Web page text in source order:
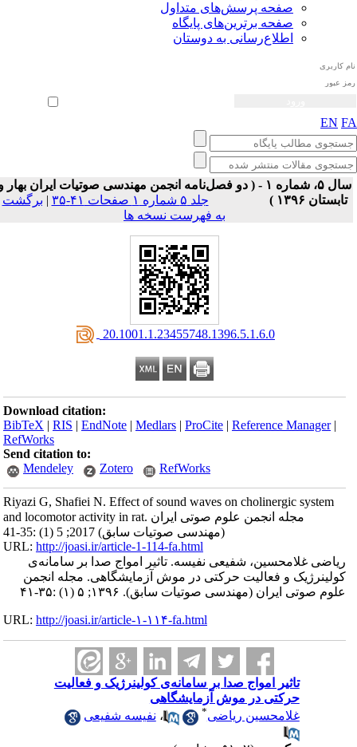
صفحه پرسش‌های متداول
صفحه برترین‌های پایگاه
اطلاع‌رسانی به دوستان
ورود خودکار
EN
سال ۵، شماره ۱ - ( دو فصل‌نامه انجمن مهندسی صوتیات ايران بهار و
تابستان ۱۳۹۶ )
جلد ۵ شماره ۱ صفحات ۴۱-۳۵ | برگشت
به فهرست نسخه ها
‎ 20.1001.1.23455748.1396.5.1.6.0
Download citation:
BibTeX |RIS |EndNote |Medlars |ProCite |Reference Manager
RefWorks
Send citation to:
Mendeley
Zotero RefWorks
Riyazi G, Shafiei N. Effect of sound waves on cholinergic system
and locomotor activity in rat. مجله انجمن علوم صوتی ایران
(مهندسی صوتیات سابق) 2017; 5 (1) :35-41
URL:http://joasi.ir/article-1-114-fa.html
ریاضی غلامحسین، شفیعی نفیسه. تاثیر امواج صدا بر سامانه‌ی
کولینرژیک و فعالیت حرکتی در موش آزمایشگاهی. مجله انجمن
علوم صوتی ایران (مهندسی صوتیات سابق). ۱۳۹۶; ۵ (۱) :۳۵-۴۱
URL:http://joasi.ir/article-۱-۱۱۴-fa.html
تاثیر امواج صدا بر سامانه‌ی کولینرژیک و فعالیت
حرکتی در موش آزمایشگاهی
غلامحسین ریاضی
،نفیسه شفیعی